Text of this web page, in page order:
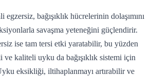
bağışıklık hücrelerinin dolaşımını
savaşma yeteneğini güçlendirir.
ise tam tersi etki yaratabilir, bu yüzden
ve kaliteli uyku da bağışıklık sistemi için
eksikliği, iltihaplanmayı artırabilir ve